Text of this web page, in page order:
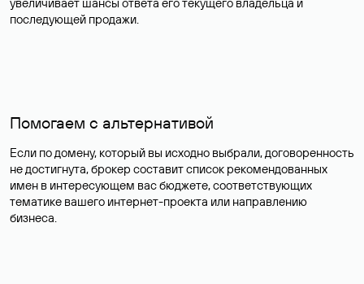
последующей продажи.
Помогаем с альтернативой
Если по домену, который вы исходно выбрали, договоренность
не достигнута, брокер составит список рекомендованных
имен в интересующем вас бюджете, соответствующих
тематике вашего интернет-проекта или направлению
бизнеса.